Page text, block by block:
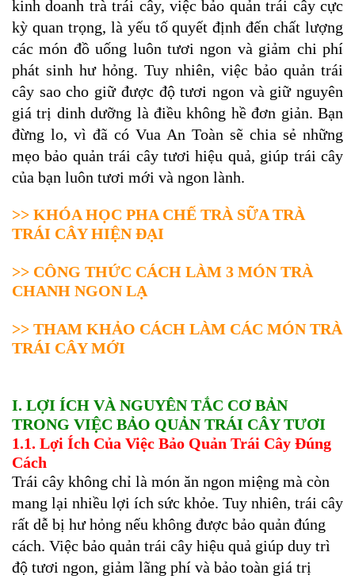
kinh doanh trà trái cây, việc bảo quản trái cây cực
kỳ quan trọng, là yếu tố quyết định đến chất lượng
các món đồ uống luôn tươi ngon và giảm chi phí
phát sinh hư hỏng. Tuy nhiên, việc bảo quản trái
cây sao cho giữ được độ tươi ngon và giữ nguyên
giá trị dinh dưỡng là điều không hề đơn giản. Bạn
đừng lo, vì đã có Vua An Toàn sẽ chia sẻ những
mẹo bảo quản trái cây tươi hiệu quả, giúp trái cây
của bạn luôn tươi mới và ngon lành.
>> KHÓA HỌC PHA CHẾ TRÀ SỮA TRÀ
TRÁI CÂY HIỆN ĐẠI
>> CÔNG THỨC CÁCH LÀM 3 MÓN TRÀ
CHANH NGON LẠ
>> THAM KHẢO CÁCH LÀM CÁC MÓN TRÀ
TRÁI CÂY MỚI
I. LỢI ÍCH VÀ NGUYÊN TẮC CƠ BẢN
TRONG VIỆC BẢO QUẢN TRÁI CÂY TƯƠI
1.1. Lợi Ích Của Việc Bảo Quản Trái Cây Đúng
Cách
Trái cây không chỉ là món ăn ngon miệng mà còn
mang lại nhiều lợi ích sức khỏe. Tuy nhiên, trái cây
rất dễ bị hư hỏng nếu không được bảo quản đúng
cách. Việc bảo quản trái cây hiệu quả giúp duy trì
độ tươi ngon, giảm lãng phí và bảo toàn giá trị